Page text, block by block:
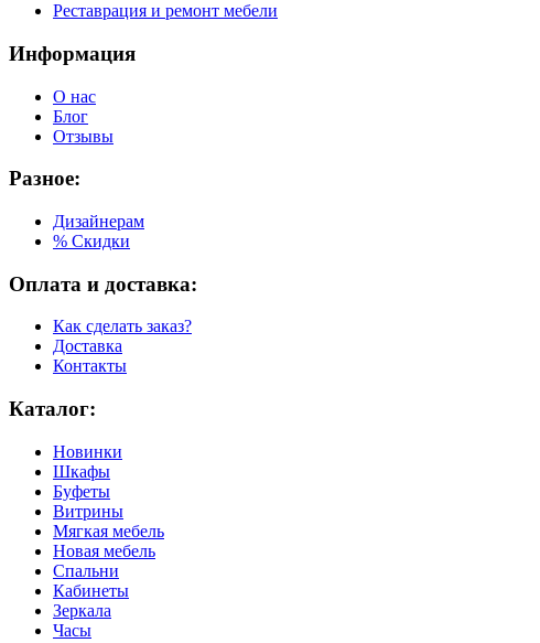
Реставрация и ремонт мебели
Информация
О нас
Блог
Отзывы
Разное:
Дизайнерам
% Скидки
Оплата и доставка:
Как сделать заказ?
Доставка
Контакты
Каталог:
Новинки
Шкафы
Буфеты
Витрины
Мягкая мебель
Новая мебель
Спальни
Кабинеты
Зеркала
Часы